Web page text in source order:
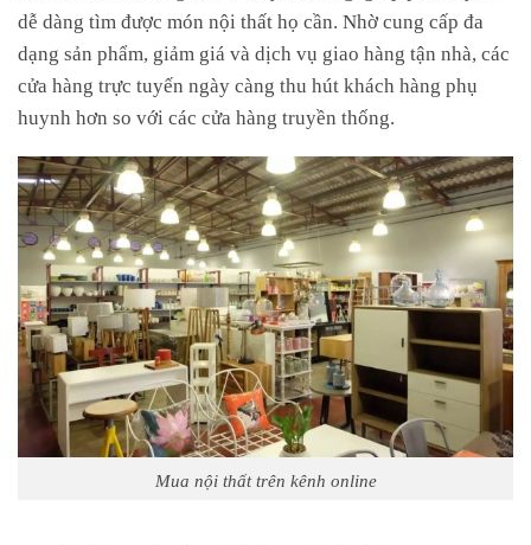
dễ dàng tìm được món nội thất họ cần. Nhờ cung cấp đa
dạng sản phẩm, giảm giá và dịch vụ giao hàng tận nhà, các
cửa hàng trực tuyến ngày càng thu hút khách hàng phụ
huynh hơn so với các cửa hàng truyền thống.
Mua nội thất trên kênh online